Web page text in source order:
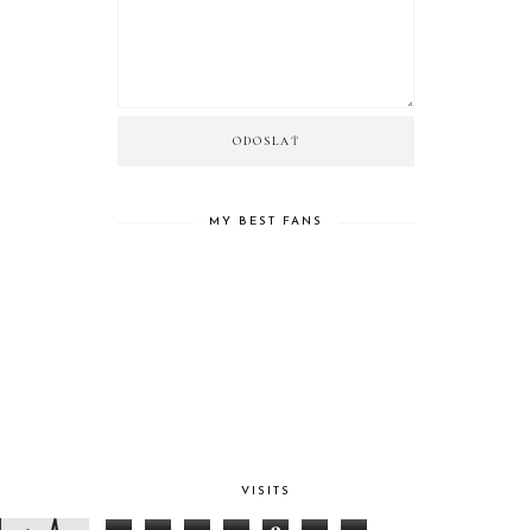
MY BEST FANS
VISITS